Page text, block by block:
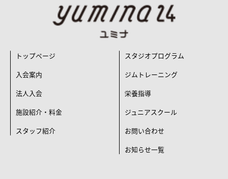
トップページ
入会案内
法人入会
施設紹介・料金
スタッフ紹介
スタジオプログラム
ジムトレーニング
栄養指導
ジュニアスクール
お問い合わせ
お知らせ一覧